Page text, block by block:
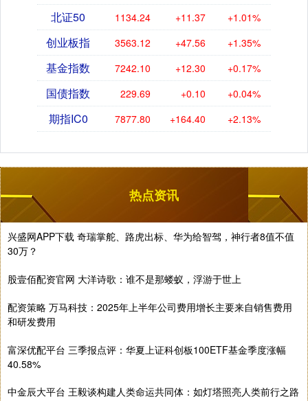
北证50 1134.24 +11.37 +1.01%
创业板指 3563.12 +47.56 +1.35%
基金指数 7242.10 +12.30 +0.17%
国债指数 229.69 +0.10 +0.04%
期指IC0 7877.80 +164.40 +2.13%
热点资讯
兴盛网APP下载 奇瑞掌舵、路虎出标、华为给智驾，神行者8值不值
30万？
股壹佰配资官网 大洋诗歌：谁不是那蝼蚁，浮游于世上
配资策略 万马科技：2025年上半年公司费用增长主要来自销售费用
和研发费用
富深优配平台 三季报点评：华夏上证科创板100ETF基金季度涨幅
40.58%
中金辰大平台 王毅谈构建人类命运共同体：如灯塔照亮人类前行之路